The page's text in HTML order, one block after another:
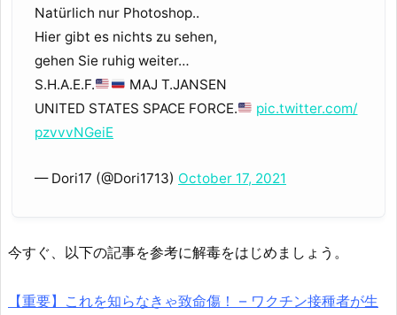
Natürlich nur Photoshop..
Hier gibt es nichts zu sehen,
gehen Sie ruhig weiter…
S.H.A.E.F.
MAJ T.JANSEN
UNITED STATES SPACE FORCE.
pic.twitter.com/
pzvvvNGeiE
— Dori17 (@Dori1713) October 17, 2021
今すぐ、以下の記事を参考に解毒をはじめましょう。
【重要】これを知らなきゃ致命傷！ – ワクチン接種者が生